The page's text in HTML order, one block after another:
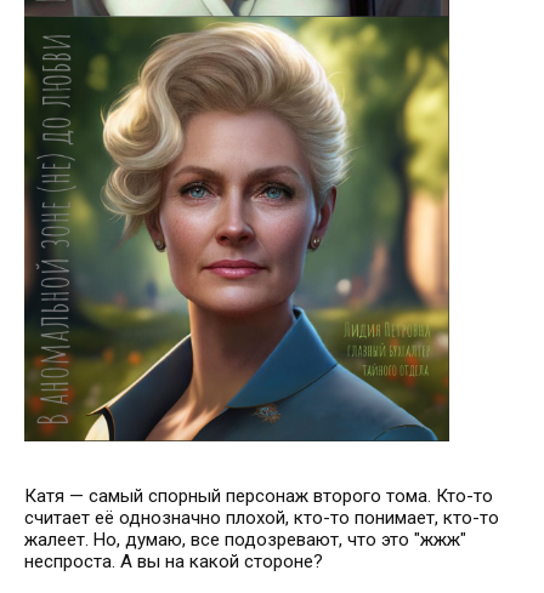
Катя — самый спорный персонаж второго тома. Кто-то
считает её однозначно плохой, кто-то понимает, кто-то
жалеет. Но, думаю, все подозревают, что это "жжж"
неспроста. А вы на какой стороне?